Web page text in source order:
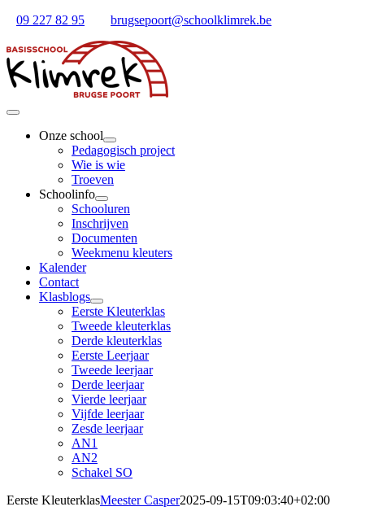
Ga
inhoud
09 227 82 95 brugsepoort@schoolklimrek.be
Toggle
NavigationOnze school
Pedagogisch project
Wie is wie
Troeven
Schoolinfo
Schooluren
Inschrijven
Documenten
Weekmenu kleuters
Kalender
Contact
Klasblogs
Eerste Kleuterklas
Tweede kleuterklas
Derde kleuterklas
Eerste Leerjaar
Tweede leerjaar
Derde leerjaar
Vierde leerjaar
Vijfde leerjaar
Zesde leerjaar
AN1
AN2
Schakel SO
Eerste KleuterklasMeester Casper2025-09-15T09:03:40+02:00